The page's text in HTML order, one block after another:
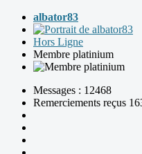
albator83
Hors Ligne
Membre platinium
Messages : 12468
Remerciements reçus